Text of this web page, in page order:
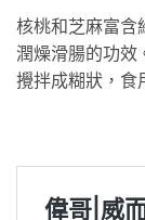
核桃和芝麻富含
潤燥滑腸的功效
攪拌成糊狀，食